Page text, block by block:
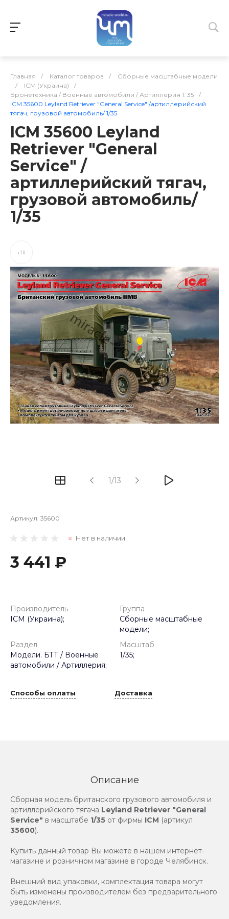
Главная / Каталог товаров /
Сборные масштабные модели
/
ICM (Украина)
/
Бронетехника / Военные автомобили / Артиллерия 1: 35
/
ICM 35600 Leyland Retriever "General Service" /артиллерийский
тягач, грузовой автомобиль/ 1/35
ICM 35600 Leyland
Retriever "General
Service" /
артиллерийский тягач,
грузовой автомобиль/
1/35
1/13
Артикул: 35600
Нет в наличии
3 441 ₽
Производитель
ICM (Украина);
Группа
Сборные масштабные
модели;
Раздел
Модели. БТТ / Военные
автомобили / Артиллерия;
Масштаб
1/35;
Способы оплаты Доставка
Описание
Сборная модель британского грузового автомобиля и
артиллерийского тягача Leyland Retriever "General
Service" в масштабе 1/35 от фирмы ICM (артикул
35600).
Купить данный товар Вы можете в нашем интернет-
магазине и розничном магазине в городе Челябинск.
Внешний вид упаковки, комплектация товара могут
быть изменены производителем без предварительного
уведомления.